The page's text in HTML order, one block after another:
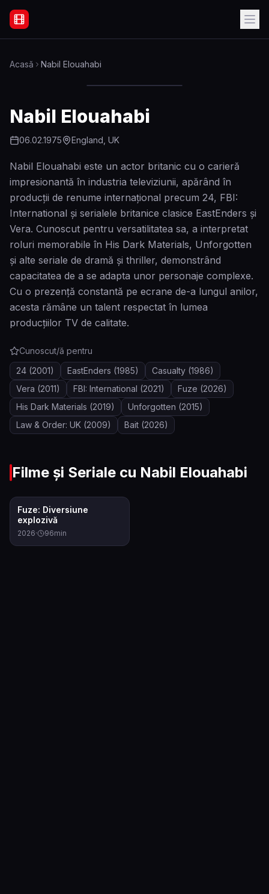
Filme Online Subtitrate - Acasă
Acasă Nabil Elouahabi
Nabil Elouahabi
06.02.1975 England, UK
Nabil Elouahabi este un actor britanic cu o carieră
impresionantă în industria televiziunii, apărând în
producții de renume internațional precum 24, FBI:
International și serialele britanice clasice EastEnders și
Vera. Cunoscut pentru versatilitatea sa, a interpretat
roluri memorabile în His Dark Materials, Unforgotten
și alte seriale de dramă și thriller, demonstrând
capacitatea de a se adapta unor personaje complexe.
Cu o prezență constantă pe ecrane de-a lungul anilor,
acesta rămâne un talent respectat în lumea
producțiilor TV de calitate.
Cunoscut/ă pentru
24 (2001) EastEnders (1985) Casualty (1986)
Vera (2011) FBI: International (2021) Fuze (2026)
His Dark Materials (2019) Unforgotten (2015)
Law & Order: UK (2009) Bait (2026)
Filme și Seriale cu Nabil Elouahabi
Fuze: Diversiune
explozivă
2026· 96min